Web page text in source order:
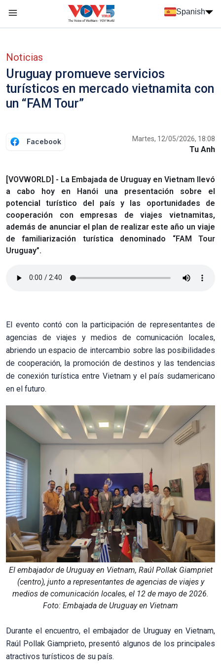
Spanish
Noticias
Uruguay promueve servicios
turísticos en mercado vietnamita con
un “FAM Tour”
Facebook Martes, 12/05/2026, 18:08
Tu Anh
[VOVWORLD] - La Embajada de Uruguay en Vietnam llevó
a cabo hoy en Hanói una presentación sobre el
potencial turístico del país y las oportunidades de
cooperación con empresas de viajes vietnamitas,
además de anunciar el plan de realizar este año un viaje
de familiarización turística denominado “FAM Tour
Uruguay”.
El evento contó con la participación de representantes de
agencias de viajes y medios de comunicación locales,
abriendo un espacio de intercambio sobre las posibilidades
de cooperación, la promoción de destinos y las tendencias
de conexión turística entre Vietnam y el país sudamericano
en el futuro.
El embajador de Uruguay en Vietnam, Raúl Pollak Giampriet
(centro), junto a representantes de agencias de viajes y
medios de comunicación locales, el 12 de mayo de 2026.
Foto: Embajada de Uruguay en Vietnam
Durante el encuentro, el embajador de Uruguay en Vietnam,
Raúl Pollak Giamprieto, presentó algunos de los principales
atractivos turísticos de su país.